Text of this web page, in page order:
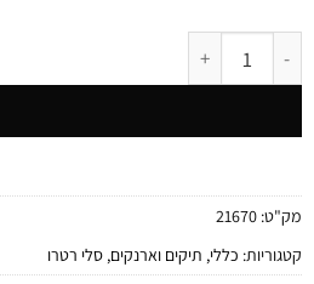
מק"ט: 21670
קטגוריות: כללי, תיקים וארנקים, סלי רטרו